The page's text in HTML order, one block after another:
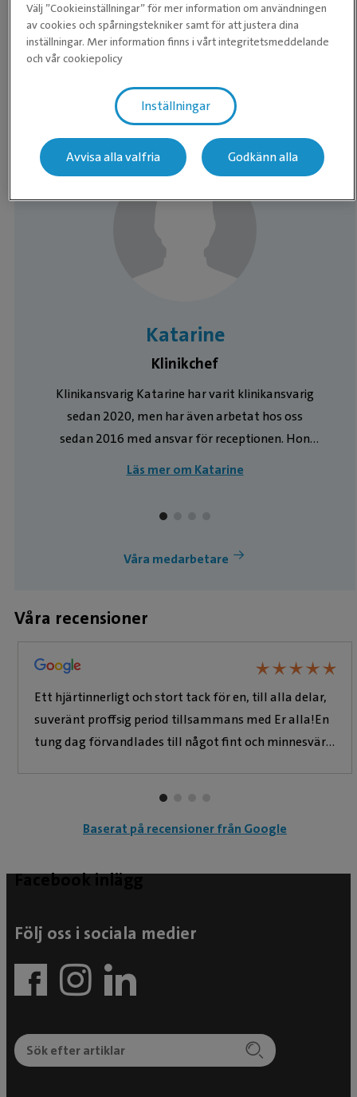
Torsdag
08:00 - 18:00
Fredag
08:00 - 17:00
Medarbetare
Katarine
Klinikchef
Klinikansvarig Katarine har varit klinikansvarig
sedan 2020, men har även arbetat hos oss
sedan 2016 med ansvar för receptionen. Hon
hon till att både personal och kunder mår bra.
Läs mer om Katarine
Våra medarbetare
Våra recensioner
★★★★★
★★★★★
Ett hjärtinnerligt och stort tack för en, till alla delar,
suveränt proffsig period tillsammans med Er alla!En
tung dag förvandlades till något fint och minnesvärt
Baserat på recensioner från Google
Facebook inlägg
Följ oss i sociala medier
Välj ”Cookieinställningar” för mer information om användningen
av cookies och spårningstekniker samt för att justera dina
inställningar. Mer information finns i vårt integritetsmeddelande
och vår cookiepolicy
Inställningar
Avvisa alla valfria Godkänn alla